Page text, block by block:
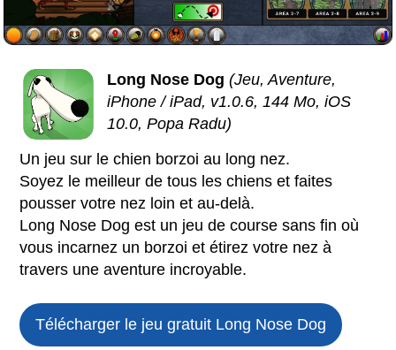
Long Nose Dog (Jeu, Aventure,
iPhone / iPad, v1.0.6, 144 Mo, iOS
10.0, Popa Radu)
Un jeu sur le chien borzoi au long nez.
Soyez le meilleur de tous les chiens et faites
pousser votre nez loin et au-delà.
Long Nose Dog est un jeu de course sans fin où
vous incarnez un borzoi et étirez votre nez à
travers une aventure incroyable.
Télécharger le jeu gratuit Long Nose Dog